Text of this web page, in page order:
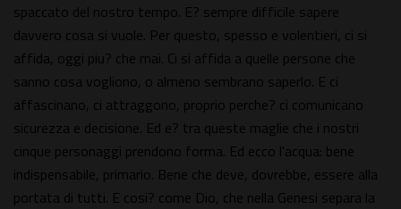
spaccato del nostro tempo. E? sempre difficile sapere
davvero cosa si vuole. Per questo, spesso e volentieri, ci si
affida, oggi piu? che mai. Ci si affida a quelle persone che
sanno cosa vogliono, o almeno sembrano saperlo. E ci
affascinano, ci attraggono, proprio perche? ci comunicano
sicurezza e decisione. Ed e? tra queste maglie che i nostri
cinque personaggi prendono forma. Ed ecco l'acqua: bene
indispensabile, primario. Bene che deve, dovrebbe, essere alla
portata di tutti. E cosi? come Dio, che nella Genesi separa la